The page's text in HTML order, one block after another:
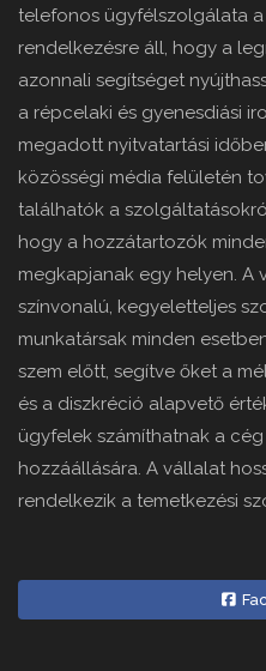
telefonos ügyfélszolgálata
rendelkezésre áll, hogy a
azonnali segítséget
a répcelaki és gyenesdiási
megadott nyitvatartási
közösségi média felületén
találhatók a
hogy a hozzátartozók
megkapjanak egy helyen.
színvonalú, kegyeletteljes
munkatársak minden
szem előtt, segítve őket a
és a diszkréció alapvető
ügyfelek számíthatnak a
hozzáállására. A vállalat
rendelkezik a temetkezési